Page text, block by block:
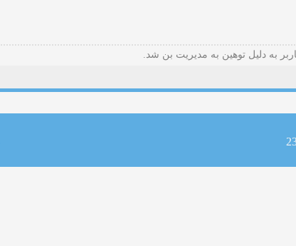
به دلیل توهین به مدیریت بن شد.